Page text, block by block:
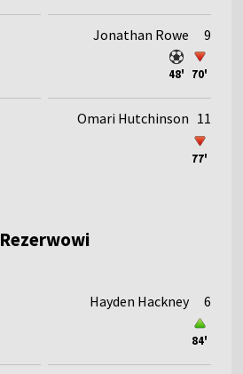
48' 70'
Jonathan Rowe 9
77'
Omari Hutchinson 11
Rezerwowi
84'
Hayden Hackney 6